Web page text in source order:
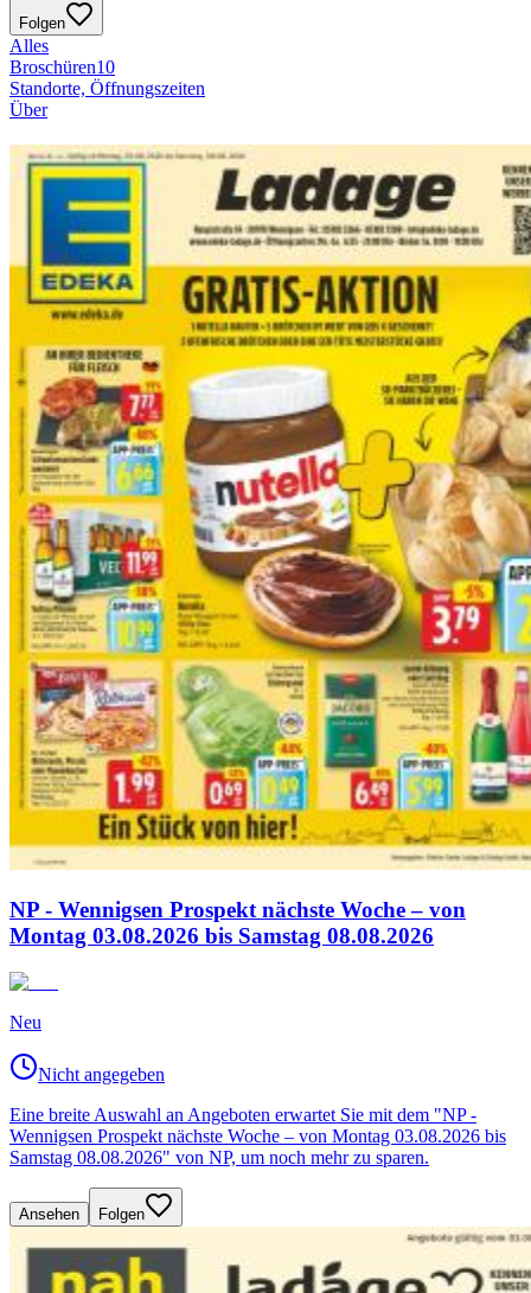
Folgen
Alles
Broschüren10
Standorte, Öffnungszeiten
Über
NP - Wennigsen Prospekt nächste Woche – von
Montag 03.08.2026 bis Samstag 08.08.2026
Neu
Nicht angegeben
Eine breite Auswahl an Angeboten erwartet Sie mit dem "NP -
Wennigsen Prospekt nächste Woche – von Montag 03.08.2026 bis
Samstag 08.08.2026" von NP, um noch mehr zu sparen.
Ansehen Folgen